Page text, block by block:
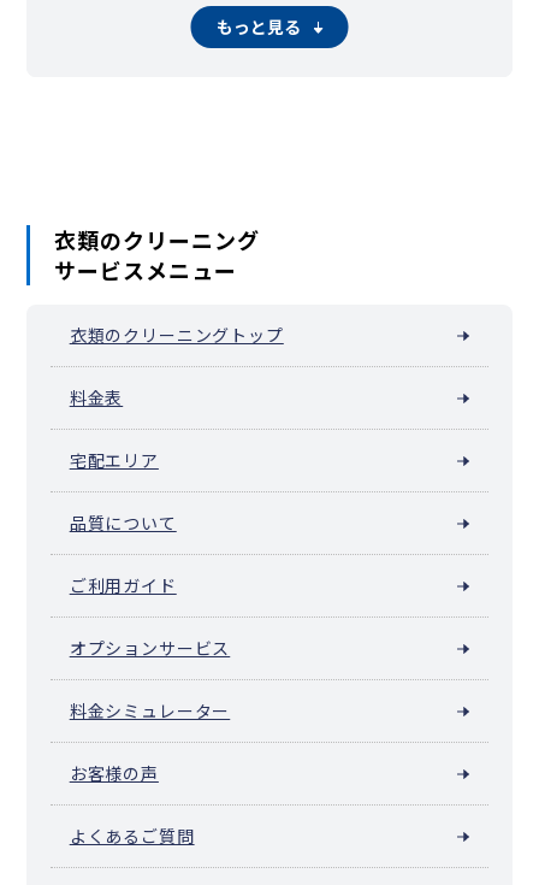
播磨町市川町福崎町神河町
新温泉町
もっと見る
衣類のクリーニング
サービスメニュー
衣類のクリーニングトップ
料金表
宅配エリア
品質について
ご利用ガイド
オプションサービス
料金シミュレーター
お客様の声
よくあるご質問